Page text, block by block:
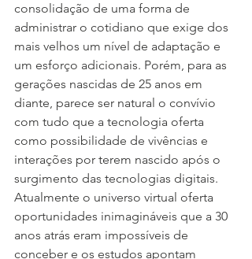
consolidação de uma forma de
administrar o cotidiano que exige dos
mais velhos um nível de adaptação e
um esforço adicionais. Porém, para as
gerações nascidas de 25 anos em
diante, parece ser natural o convívio
com tudo que a tecnologia oferta
como possibilidade de vivências e
interações por terem nascido após o
surgimento das tecnologias digitais.
Atualmente o universo virtual oferta
oportunidades inimagináveis que a 30
anos atrás eram impossíveis de
conceber e os estudos apontam